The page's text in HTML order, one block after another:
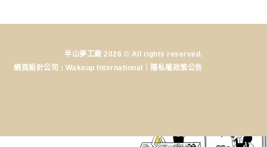
半山夢工廠 2026 © All rights reserved.
網頁設計公司 : Wakeup International｜ 隱私權政策公告